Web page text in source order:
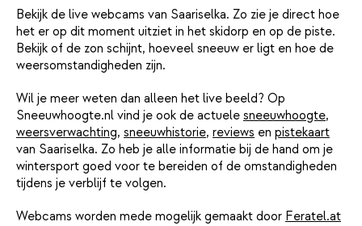
Bekijk de live webcams van Saariselka. Zo zie je direct hoe
het er op dit moment uitziet in het skidorp en op de piste.
Bekijk of de zon schijnt, hoeveel sneeuw er ligt en hoe de
weersomstandigheden zijn.
Wil je meer weten dan alleen het live beeld? Op
Sneeuwhoogte.nl vind je ook de actuele sneeuwhoogte,
weersverwachting, sneeuwhistorie, reviews en pistekaart
van Saariselka. Zo heb je alle informatie bij de hand om je
wintersport goed voor te bereiden of de omstandigheden
tijdens je verblijf te volgen.
Webcams worden mede mogelijk gemaakt door Feratel.at